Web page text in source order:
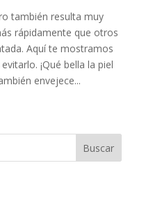
también resulta muy
rápidamente que otros
Aquí te mostramos
¡Qué bella la piel
envejece...